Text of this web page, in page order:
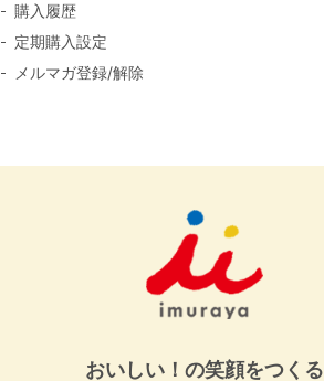
購入履歴
定期購入設定
メルマガ登録/解除
おいしい！の笑顔をつくる